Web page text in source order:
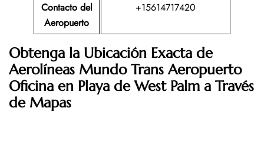
Contacto del
Aeropuerto
+15614717420
Obtenga la Ubicación Exacta de
Aerolíneas Mundo Trans Aeropuerto
Oficina en Playa de West Palm a Través
de Mapas